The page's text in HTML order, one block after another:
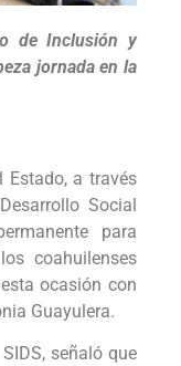
de Inclusión y
jornada en la
Estado, a través
Social
para
coahuilenses
ocasión con
Guayulera.
señaló que